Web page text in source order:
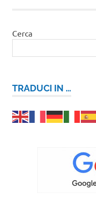
Cerca
TRADUCI IN …